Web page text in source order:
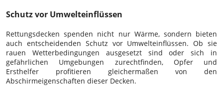
Schutz vor Umwelteinflüssen
Rettungsdecken spenden nicht nur Wärme, sondern bieten
auch entscheidenden Schutz vor Umwelteinflüssen. Ob sie
rauen Wetterbedingungen ausgesetzt sind oder sich in
gefährlichen Umgebungen zurechtfinden, Opfer und
Ersthelfer profitieren gleichermaßen von den
Abschirmeigenschaften dieser Decken.